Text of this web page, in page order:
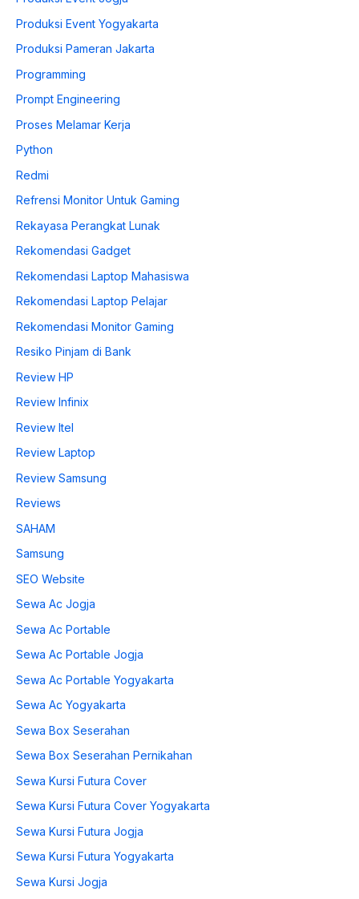
Produksi Event Yogyakarta
Produksi Pameran Jakarta
Programming
Prompt Engineering
Proses Melamar Kerja
Python
Redmi
Refrensi Monitor Untuk Gaming
Rekayasa Perangkat Lunak
Rekomendasi Gadget
Rekomendasi Laptop Mahasiswa
Rekomendasi Laptop Pelajar
Rekomendasi Monitor Gaming
Resiko Pinjam di Bank
Review HP
Review Infinix
Review Itel
Review Laptop
Review Samsung
Reviews
SAHAM
Samsung
SEO Website
Sewa Ac Jogja
Sewa Ac Portable
Sewa Ac Portable Jogja
Sewa Ac Portable Yogyakarta
Sewa Ac Yogyakarta
Sewa Box Seserahan
Sewa Box Seserahan Pernikahan
Sewa Kursi Futura Cover
Sewa Kursi Futura Cover Yogyakarta
Sewa Kursi Futura Jogja
Sewa Kursi Futura Yogyakarta
Sewa Kursi Jogja